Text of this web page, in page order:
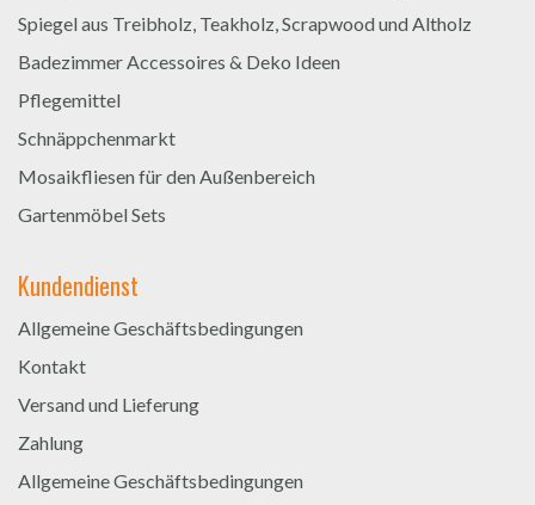
Spiegel aus Treibholz, Teakholz, Scrapwood und Altholz
Badezimmer Accessoires & Deko Ideen
Pflegemittel
Schnäppchenmarkt
Mosaikfliesen für den Außenbereich
Gartenmöbel Sets
Kundendienst
Allgemeine Geschäftsbedingungen
Kontakt
Versand und Lieferung
Zahlung
Allgemeine Geschäftsbedingungen